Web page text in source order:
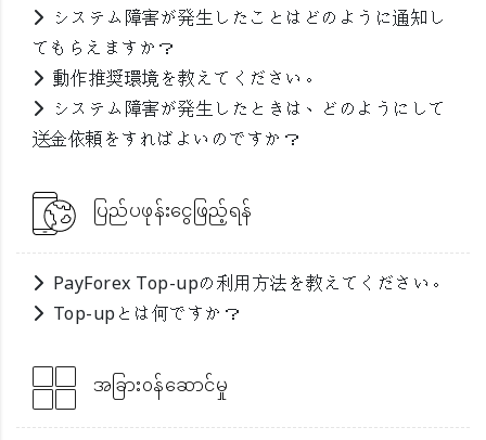
システム障害が発生したことはどのように通知し
てもらえますか？
動作推奨環境を教えてください。
システム障害が発生したときは、どのようにして
送金依頼をすればよいのですか？
ပြည်ပဖုန်းငွေဖြည့်ရန်
PayForex Top-upの利用方法を教えてください。
Top-upとは何ですか？
အခြား၀န်ဆောင်မှု